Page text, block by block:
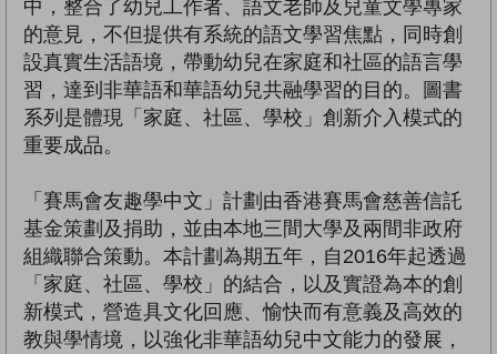
中，整合了幼兒工作者、語文老師及兒童文學專家
的意見，不但提供有系統的語文學習焦點，同時創
設真實生活語境，帶動幼兒在家庭和社區的語言學
習，達到非華語和華語幼兒共融學習的目的。圖書
系列是體現「家庭、社區、學校」創新介入模式的
重要成品。
「賽馬會友趣學中文」計劃由香港賽馬會慈善信託
基金策劃及捐助，並由本地三間大學及兩間非政府
組織聯合策動。本計劃為期五年，自2016年起透過
「家庭、社區、學校」的結合，以及實證為本的創
新模式，營造具文化回應、愉快而有意義及高效的
教與學情境，以強化非華語幼兒中文能力的發展，